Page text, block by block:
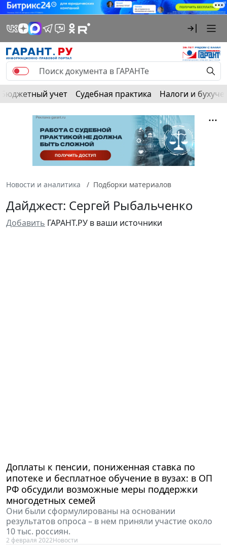
Бюджетный учет Судебная практика Налоги и
Новости и аналитика Подборки материалов
Дайджест: Сергей Рыбальченко
Добавить ГАРАНТ.РУ в ваши источники
Доплаты к пенсии, пониженная ставка по
ипотеке и бесплатное обучение в вузах: в ОП
РФ обсудили возможные меры поддержки
многодетных семей
Они были сформулированы на основании
результатов опроса – в нем приняли участие около
10 тыс. россиян.
2 февраля 2022Новости